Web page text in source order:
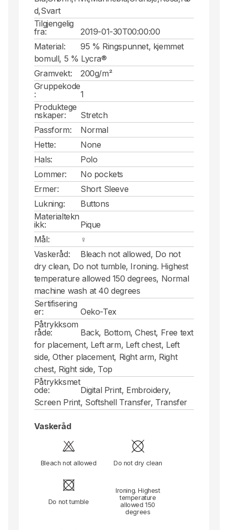
d,Svart
Tilgjengelig
fra:
2019-01-30T00:00:00
Material:
95 % Ringspunnet, kjemmet
bomull, 5 % Lycra®
Gramvekt:
200g/m²
Gruppekode
:
1
Produktege
nskaper:
Stretch
Passform:
Normal
Hette:
None
Hals:
Polo
Lommer:
No pockets
Ermer:
Short Sleeve
Lukning:
Buttons
Materialtekn
ikk:
Pique
Mål:
♀
Vaskeråd:
Bleach not allowed, Do not
dry clean, Do not tumble, Ironing. Highest
temperature allowed 150 degrees, Normal
machine wash at 40 degrees
Sertifisering
er:
Oeko-Tex
Påtrykksom
råde:
Back, Bottom, Chest, Free text
for placement, Left arm, Left chest, Left
side, Other placement, Right arm, Right
chest, Right side, Top
Påtrykksmet
ode:
Digital Print, Embroidery,
Screen Print, Softshell Transfer, Transfer
Vaskeråd
Bleach not allowed Do not dry clean
Do not tumble
Ironing. Highest
temperature
allowed 150
degrees